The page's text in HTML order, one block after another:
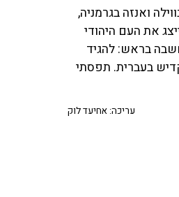
ואנזה בגרמניה,
את העם היהודי
בראש: להגיד
בעברית. תפסתי
עריכה: אחיעד לוק